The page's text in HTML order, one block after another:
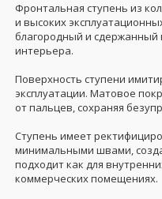
Фронтальная ступень из
и высоких
благородный и
интерьера.
Поверхность ступени
эксплуатации. Матовое
от пальцев, сохраняя
Ступень имеет
минимальными швами,
подходит как для
коммерческих помещениях.